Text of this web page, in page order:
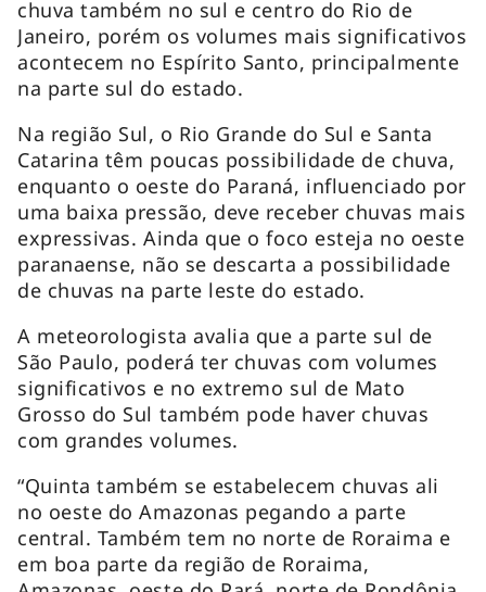
chuva também no sul e centro do Rio de
Janeiro, porém os volumes mais significativos
acontecem no Espírito Santo, principalmente
na parte sul do estado.
Na região Sul, o Rio Grande do Sul e Santa
Catarina têm poucas possibilidade de chuva,
enquanto o oeste do Paraná, influenciado por
uma baixa pressão, deve receber chuvas mais
expressivas. Ainda que o foco esteja no oeste
paranaense, não se descarta a possibilidade
de chuvas na parte leste do estado.
A meteorologista avalia que a parte sul de
São Paulo, poderá ter chuvas com volumes
significativos e no extremo sul de Mato
Grosso do Sul também pode haver chuvas
com grandes volumes.
“Quinta também se estabelecem chuvas ali
no oeste do Amazonas pegando a parte
central. Também tem no norte de Roraima e
em boa parte da região de Roraima,